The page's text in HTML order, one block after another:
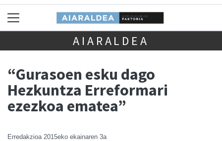
AIARALDEA
“Gurasoen esku dago
Hezkuntza Erreformari
ezezkoa ematea”
Erredakzioa 2015eko ekainaren 3a